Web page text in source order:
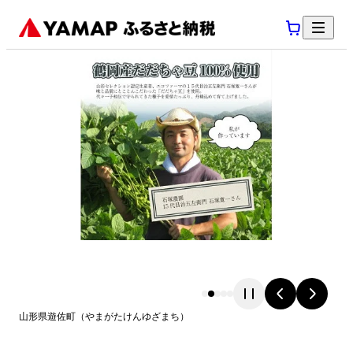
山形県遊佐町 （やまがたけんゆざまち ）